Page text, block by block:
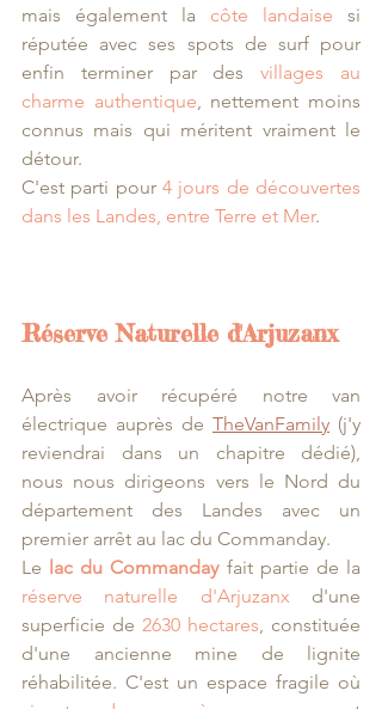
mais également la côte landaise si
réputée avec ses spots de surf pour
enfin terminer par des villages au
charme authentique, nettement moins
connus mais qui méritent vraiment le
détour.
C'est parti pour 4 jours de découvertes
dans les Landes, entre Terre et Mer.
Réserve Naturelle d'Arjuzanx
Après avoir récupéré notre van
électrique auprès de TheVanFamily (j'y
reviendrai dans un chapitre dédié),
nous nous dirigeons vers le Nord du
département des Landes avec un
premier arrêt au lac du Commanday.
Le lac du Commanday
réserve naturelle d'Arjuzanx d'une
superficie de 2630 hectares, constituée
d'une ancienne mine de lignite